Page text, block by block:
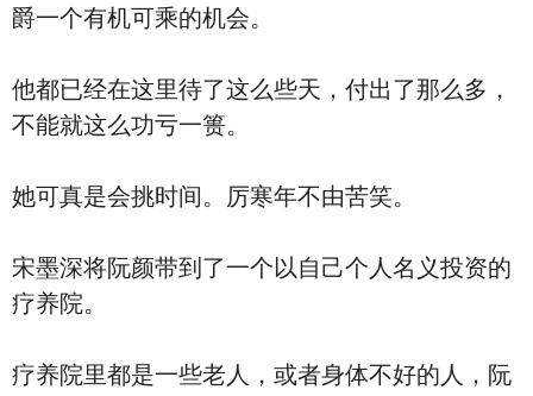
爵一个有机可乘的机会。
他都已经在这里待了这么些天，付出了那么多，
不能就这么功亏一篑。
她可真是会挑时间。厉寒年不由苦笑。
宋墨深将阮颜带到了一个以自己个人名义投资的
疗养院。
疗养院里都是一些老人，或者身体不好的人，阮